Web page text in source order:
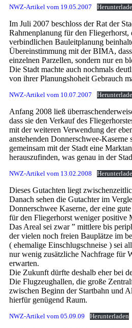
NWZ-Artikel vom 19.05.2007
Im Juli 2007 beschloss der Rat der
Rahmenplanung für den Fliegerhorst,
verbindlichen Bauleitplanung
Übereinstimmung mit der BIMA,
einzelnen Parzellen, sondern nur en
Die Stadt machte auch nochmals
von ihrer Planungshoheit Gebrauch
NWZ-Artikel vom 10.07.2007
Anfang 2008 ließ
dass sie den Verkauf des
mit der weiteren Verwendung der
anstehenden Donnerschwee-
gemeinsam mit der Stadt eine
herauszufinden, was genau in der
NWZ-Artikel vom 13.02.2008
Dieses Gutachten liegt
Danach sehen die Gutachter im
Donnerschwee Kaserne, der eine
für den Fliegerhorst weniger positive
Das Areal sei zwar ” mittlere bis
der vielen noch freien Bauplätze im
( ehemalige Einschlugschneise ) sei
nur wenig zusätzliche Nachfrage für
erwarten.
Die Zukunft dürfte deshalb eher bei
Die Flugzeughallen, die große
zwischen Beginn der Startbahn und
hierfür genügend Raum.
NWZ-Artikel vom 05.09.09 Herunterladen